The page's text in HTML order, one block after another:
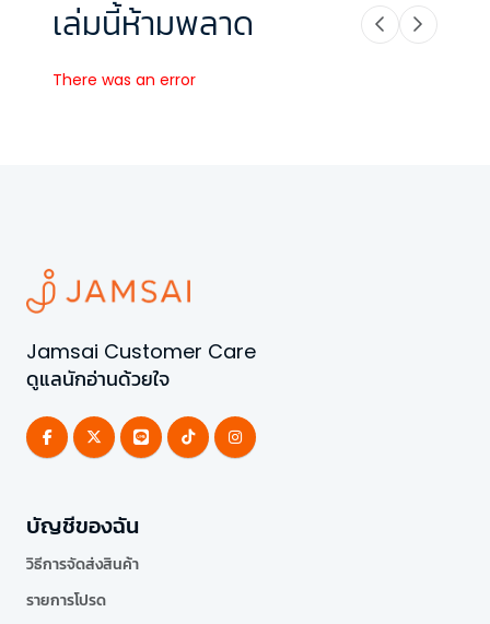
เล่มนี้ห้ามพลาด
There was an error
Jamsai Customer Care
ดูแลนักอ่านด้วยใจ
บัญชีของฉัน
วิธีการจัดส่งสินค้า
รายการโปรด